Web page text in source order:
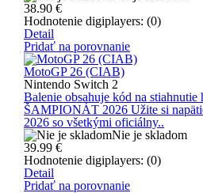
38.90 €
Hodnotenie digiplayers: (0)
Detail
Pridať na porovnanie
MotoGP 26 (CIAB)
Nintendo Switch 2
Balenie obsahuje kód na
ŠAMPIONÁT 2026 Užite si
2026 so všetkými oficiálny..
Nie je skladom
39.99 €
Hodnotenie digiplayers: (0)
Detail
Pridať na porovnanie